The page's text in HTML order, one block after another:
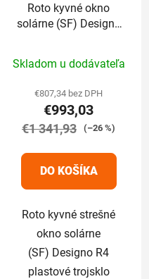
Roto kyvné okno
solárne (SF) Designo
hodnotenie
produktu
je
5,0
5
hviezdičiek.
Skladom u dodávateľa
€807,34 bez DPH
€993,03
€1 341,93 (–26 %)
DO KOŠÍKA
Roto kyvné strešné
okno solárne
(SF) Designo R4
plastové trojsklo